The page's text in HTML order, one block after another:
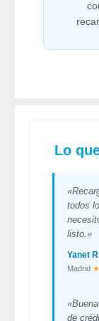
Lo
todos
listo.»
Yanet
Madrid
de